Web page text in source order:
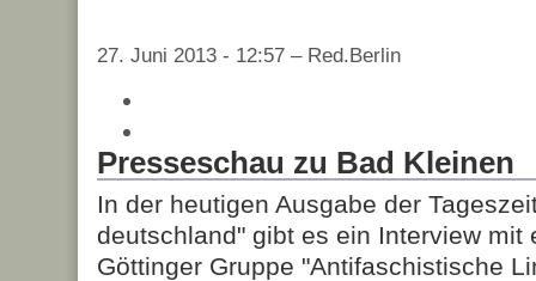
27. Juni 2013 - 12:57 – Red.Berlin
Presseschau zu Bad Kleinen
In der heutigen Ausgabe der
deutschland" gibt es ein Interview mit
Göttinger Gruppe "Antifaschistische